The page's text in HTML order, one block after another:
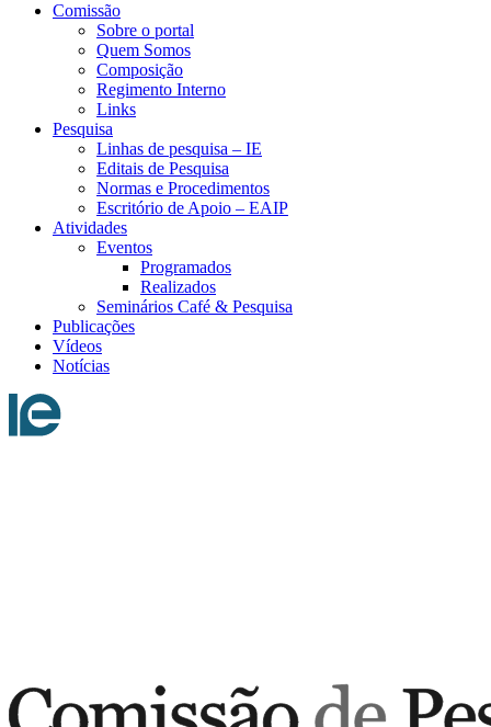
Comissão
Sobre o portal
Quem Somos
Composição
Regimento Interno
Links
Pesquisa
Linhas de pesquisa – IE
Editais de Pesquisa
Normas e Procedimentos
Escritório de Apoio – EAIP
Atividades
Eventos
Programados
Realizados
Seminários Café & Pesquisa
Publicações
Vídeos
Notícias